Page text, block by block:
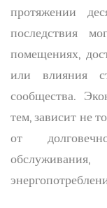
протяжении
последствия
помещениях,
или влияния
сообщества.
тем, зависит не
от